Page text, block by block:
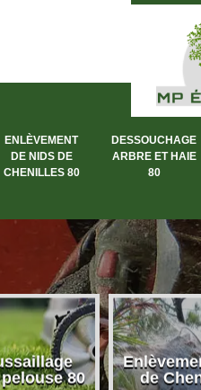
ENLÈVEMENT
DE NIDS DE
CHENILLES 80
DESSOUCHAGE
ARBRE ET HAIE
80
80
de